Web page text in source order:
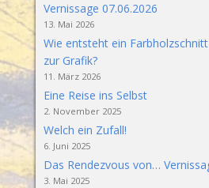
Vernissage 07.06.2026
13. Mai 2026
Wie entsteht ein
zur Grafik?
11. März 2026
Eine Reise ins Selbst
2. November 2025
Welch ein Zufall!
6. Juni 2025
Das Rendezvous von…
3. Mai 2025